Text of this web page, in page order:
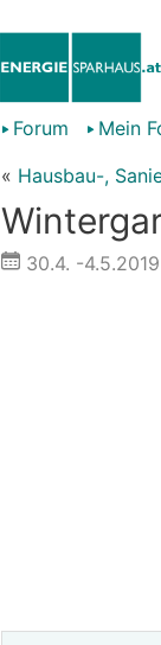
Forum Mein
« Hausbau-,
30.4. -4.5.2019